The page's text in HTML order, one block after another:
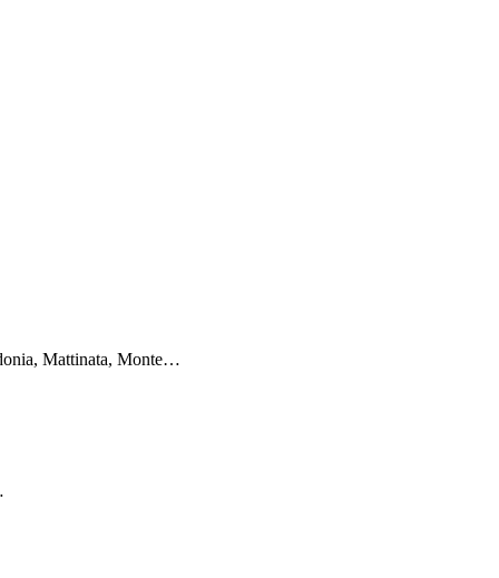
Mattinata, Monte…